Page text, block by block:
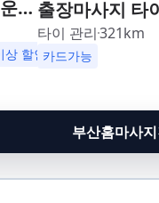
,
,남
범
,시
남,
상 할인 업소 이벤트중
출장마사지 타
타이 관리321km
카드가능
부산홈마사지